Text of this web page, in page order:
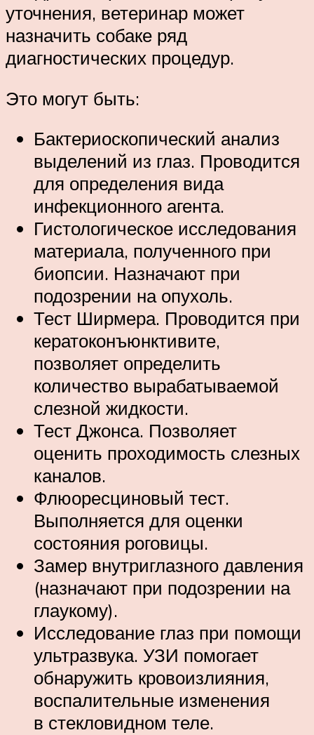
уточнения, ветеринар может
назначить собаке ряд
диагностических процедур.
Это могут быть:
Бактериоскопический анализ
выделений из глаз. Проводится
для определения вида
инфекционного агента.
Гистологическое исследования
материала, полученного при
биопсии. Назначают при
подозрении на опухоль.
Тест Ширмера. Проводится при
кератоконъюнктивите,
позволяет определить
количество вырабатываемой
слезной жидкости.
Тест Джонса. Позволяет
оценить проходимость слезных
каналов.
Флюоресциновый тест.
Выполняется для оценки
состояния роговицы.
Замер внутриглазного давления
(назначают при подозрении на
глаукому).
Исследование глаз при помощи
ультразвука. УЗИ помогает
обнаружить кровоизлияния,
воспалительные изменения
в стекловидном теле.